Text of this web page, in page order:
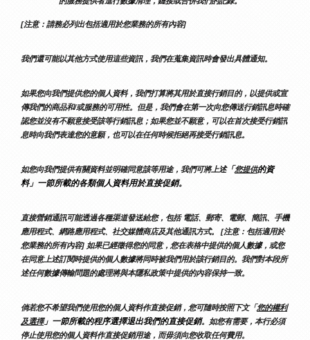
[注意：請務必列出包括適用於您業務的所有內容]
我們還可能以其他方式使用這些資訊，我們在蒐集資訊時會發出具體通知。
如果您向我們提供您的個人資料，我們打算將其用於直接行銷目的，以提供或宣
傳我們的商品和/或服務的可用性。但是，我們會在第一次向您傳送行銷訊息時確
認您並沒有不願意接受該等行銷訊息；如果您並不願意，可以在首次接受行銷訊
息時向我們表達您的意願，也可以在任何時候拒絕再接受行銷訊息。
如您向我們提供有關資料並明確同意該等用途，我們可將上述「您提供的資
料」一節所載的各類個人資料用於直接促銷。
直接營銷通訊可能透過各種渠道發送給您，包括 電話、郵寄、電郵、簡訊、手機
應用程式、網路應用程式、社交媒體商店及其他通訊方式。 [注意：包括適用於
您業務的所有內容] 如果已經徵得您的同意，您在表格中提供的個人數據，或您
在同意上述訂閱時提供的個人數據將同時被我們用於該行銷目的。我們對本段所
述任何數據傳輸問題的處理將與本隱私政策中提供的內容保持一致。
倘若您不希望我們使用您的個人資料作直接促銷，您可隨時按照下文「您的權利
及選擇」一節所載的程序選擇退出我們的直接促銷。如您有需要，本行必須
停止使用您的個人資料作直接促銷用途，而毋須向您收取任何費用。